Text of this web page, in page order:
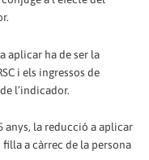
aplicar ha de ser la
i els ingressos de
l’indicador.
anys, la reducció a aplicar
filla a càrrec de la persona